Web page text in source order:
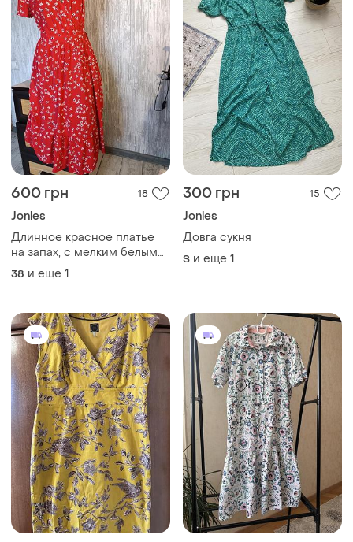
600 грн 18
Jonles
Длинное красное платье
на запах, с мелким белым
цветочком
38 и еще 1
300 грн 15
Jonles
Довга сукня
S и еще 1